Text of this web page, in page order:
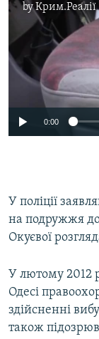
byКрим.Реалії
No
0:00
У поліції
на подружжя
Окуєвої
У лютому 2012
Одесі
здійсненні
також